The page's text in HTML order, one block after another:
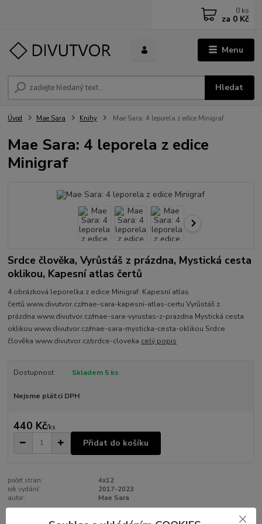
Menu
Hledat
0 ks
za 0 Kč
Úvod Mae Sara Knihy Mae Sara: 4 leporela z edice Minigraf
Mae Sara: 4 leporela z edice
Minigraf
Srdce člověka, Vyrůstáš z prázdna, Mystická cesta
oklikou, Kapesní atlas čertů
4 obrázková leporelka z edice Minigraf: Kapesní atlas
čertů www.divutvor.cz/mae-sara-kapesni-atlas-certu Vyrůstáš z
prázdna www.divutvor.cz/mae-sara-vyrustas-z-prazdna Mystická cesta
oklikou www.divutvor.cz/mae-sara-mysticka-cesta-oklikou Srdce
člověka www.divutvor.cz/srdce-cloveka celý popis
Dostupnost Skladem 5 ks
Nejsme plátci DPH
440 Kč/ks
Přidat do košíku
počet stran:
4x12
rok vydání:
2017-2023
autor:
Mae Sara